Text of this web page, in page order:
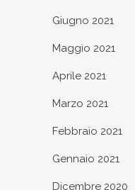
Giugno 2021
Maggio 2021
Aprile 2021
Marzo 2021
Febbraio 2021
Gennaio 2021
Dicembre 2020